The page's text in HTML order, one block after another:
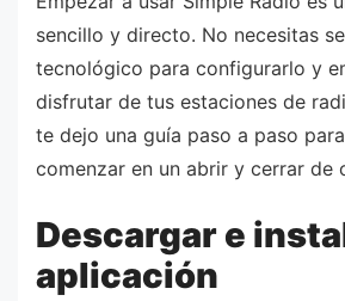
sencillo y directo. No necesitas
tecnológico para configurarlo y
disfrutar de tus estaciones de
te dejo una guía paso a paso
comenzar en un abrir y cerrar de
Descargar e
aplicación